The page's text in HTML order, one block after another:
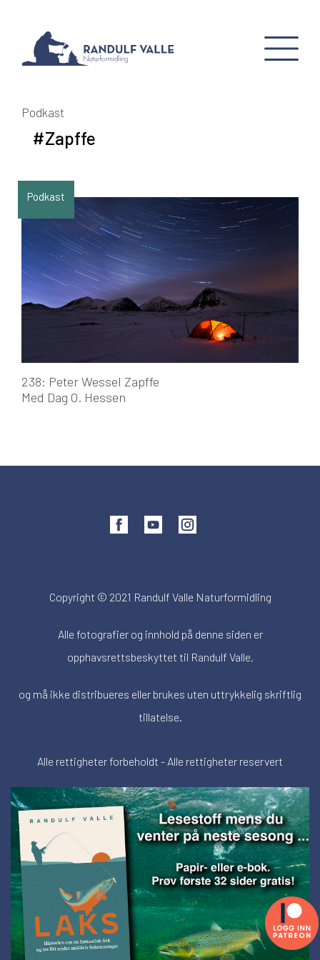
Podkast
#Zapffe
Podkast
238: Peter Wessel Zapffe
Med Dag O. Hessen
Copyright © 2021 Randulf Valle Naturformidling
Alle fotografier og innhold på denne siden er
opphavsrettsbeskyttet til Randulf Valle,
og må ikke distribueres eller brukes uten uttrykkelig skriftlig
tillatelse.
Alle rettigheter forbeholdt - Alle rettigheter reservert